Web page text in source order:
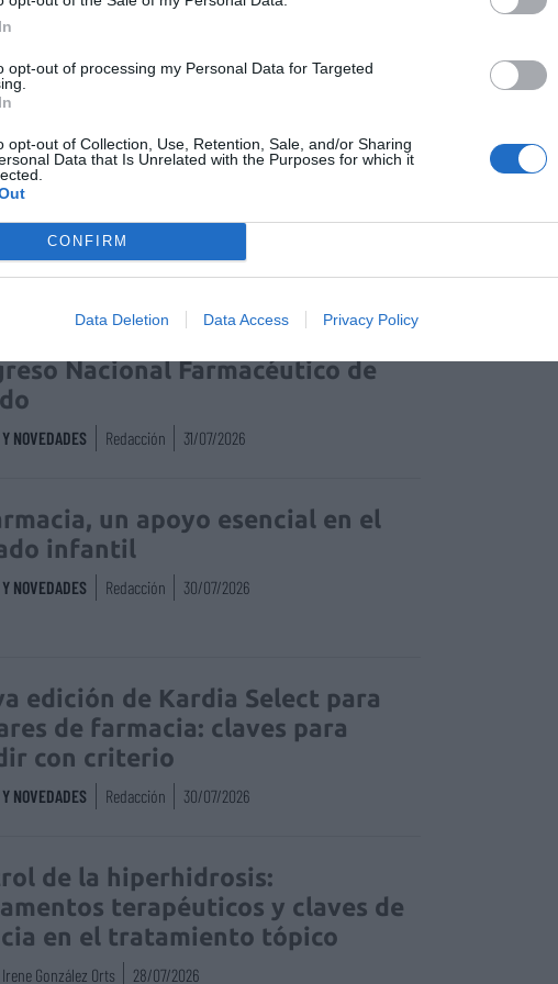
opt-out of processing my Personal Data for Targeted
opt-out of Collection, Use, Retention, Sale, and/or Sharing
Data that Is Unrelated with the Purposes for which it
CONFIRM
Data Deletion Data Access Privacy Policy
online de medicamentos de
seguridad y trazabilidad
Isabel Marín Moral 28/07/2026
Nacional Farmacéutico de
NOVEDADES Redacción 31/07/2026
un apoyo esencial en el
infantil
NOVEDADES Redacción 30/07/2026
edición de Kardia Select para
de farmacia: claves para
con criterio
NOVEDADES Redacción 30/07/2026
de la hiperhidrosis:
terapéuticos y claves de
en el tratamiento tópico
Irene González Orts 28/07/2026